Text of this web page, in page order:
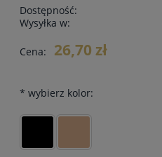
Dostępność:
Wysyłka w:
Cena: 26,70 zł
* wybierz kolor: